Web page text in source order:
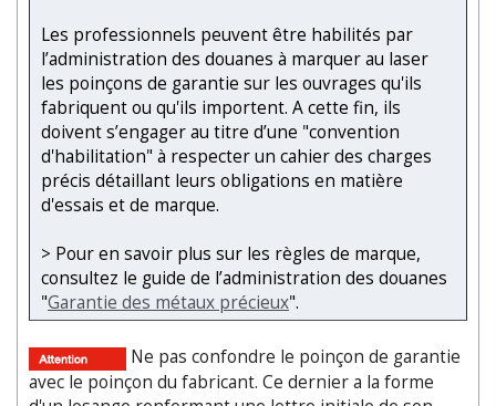
Les professionnels peuvent être habilités par
l’administration des douanes à marquer au laser
les poinçons de garantie sur les ouvrages qu'ils
fabriquent ou qu'ils importent. A cette fin, ils
doivent s’engager au titre d’une "convention
d'habilitation" à respecter un cahier des charges
précis détaillant leurs obligations en matière
d'essais et de marque.
> Pour en savoir plus sur les règles de marque,
consultez le guide de l’administration des douanes
"Garantie des métaux précieux".
Ne pas confondre le poinçon de garantie
avec le poinçon du fabricant. Ce dernier a la forme